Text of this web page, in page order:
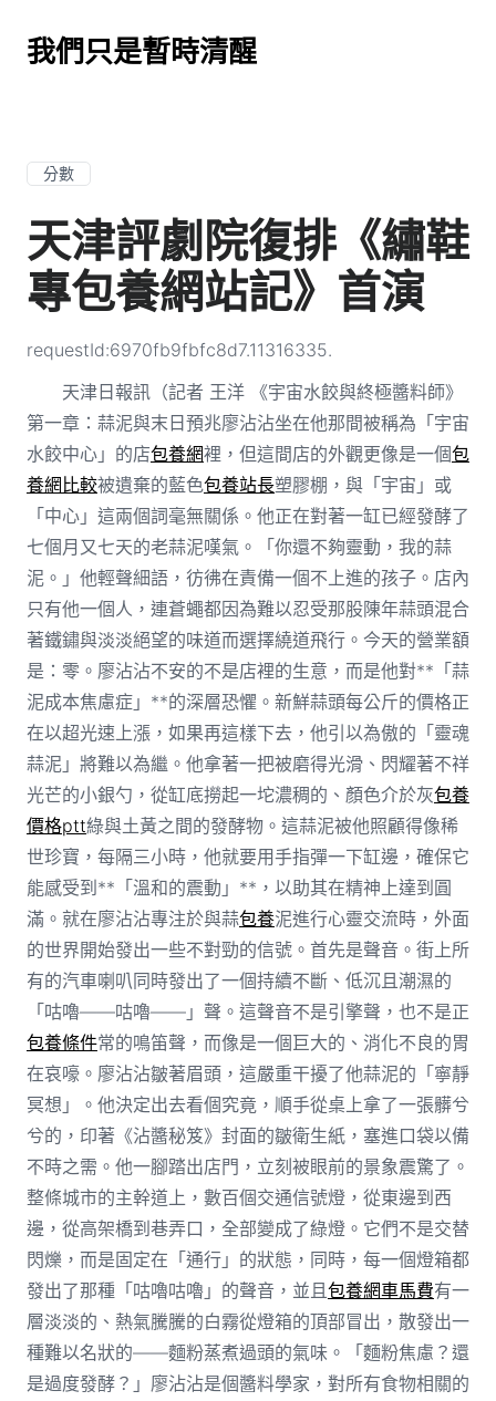
我們只是暫時清醒
分數
天津評劇院復排《繡鞋
專包養網站記》首演
requestId:6970fb9fbfc8d7.11316335.
天津日報訊（記者 王洋 《宇宙水餃與終極醬料師》
第一章：蒜泥與末日預兆廖沾沾坐在他那間被稱為「宇宙
水餃中心」的店包養網裡，但這間店的外觀更像是一個包
養網比較被遺棄的藍色包養站長塑膠棚，與「宇宙」或
「中心」這兩個詞毫無關係。他正在對著一缸已經發酵了
七個月又七天的老蒜泥嘆氣。「你還不夠靈動，我的蒜
泥。」他輕聲細語，彷彿在責備一個不上進的孩子。店內
只有他一個人，連蒼蠅都因為難以忍受那股陳年蒜頭混合
著鐵鏽與淡淡絕望的味道而選擇繞道飛行。今天的營業額
是：零。廖沾沾不安的不是店裡的生意，而是他對**「蒜
泥成本焦慮症」**的深層恐懼。新鮮蒜頭每公斤的價格正
在以超光速上漲，如果再這樣下去，他引以為傲的「靈魂
蒜泥」將難以為繼。他拿著一把被磨得光滑、閃耀著不祥
光芒的小銀勺，從缸底撈起一坨濃稠的、顏色介於灰包養
價格ptt綠與土黃之間的發酵物。這蒜泥被他照顧得像稀
世珍寶，每隔三小時，他就要用手指彈一下缸邊，確保它
能感受到**「溫和的震動」**，以助其在精神上達到圓
滿。就在廖沾沾專注於與蒜包養泥進行心靈交流時，外面
的世界開始發出一些不對勁的信號。首先是聲音。街上所
有的汽車喇叭同時發出了一個持續不斷、低沉且潮濕的
「咕嚕——咕嚕——」聲。這聲音不是引擎聲，也不是正
包養條件常的鳴笛聲，而像是一個巨大的、消化不良的胃
在哀嚎。廖沾沾皺著眉頭，這嚴重干擾了他蒜泥的「寧靜
冥想」。他決定出去看個究竟，順手從桌上拿了一張髒兮
兮的，印著《沾醬秘笈》封面的皺衛生紙，塞進口袋以備
不時之需。他一腳踏出店門，立刻被眼前的景象震驚了。
整條城市的主幹道上，數百個交通信號燈，從東邊到西
邊，從高架橋到巷弄口，全部變成了綠燈。它們不是交替
閃爍，而是固定在「通行」的狀態，同時，每一個燈箱都
發出了那種「咕嚕咕嚕」的聲音，並且包養網車馬費有一
層淡淡的、熱氣騰騰的白霧從燈箱的頂部冒出，散發出一
種難以名狀的——麵粉蒸煮過頭的氣味。「麵粉焦慮？還
是過度發酵？」廖沾沾是個醬料學家，對所有食物相關的